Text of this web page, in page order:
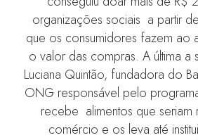
organizações sociais a partir
que os consumidores fazem ao
o valor das compras. A última
Luciana Quintão, fundadora do
ONG responsável pelo
recebe alimentos que seriam
comércio e os leva até